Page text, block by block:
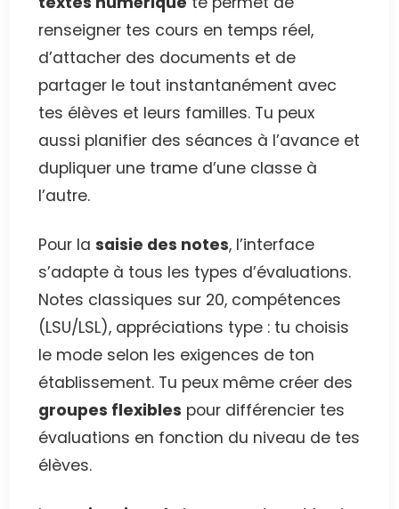
renseigner tes cours en temps réel,
d’attacher des documents et de
partager le tout instantanément avec
tes élèves et leurs familles. Tu peux
aussi planifier des séances à l’avance et
dupliquer une trame d’une classe à
l’autre.
Pour lasaisie des notes, l’interface
s’adapte à tous les types d’évaluations.
Notes classiques sur 20, compétences
(LSU/LSL), appréciations type : tu choisis
le mode selon les exigences de ton
établissement. Tu peux même créer des
groupes flexibles pour différencier tes
évaluations en fonction du niveau de tes
élèves.